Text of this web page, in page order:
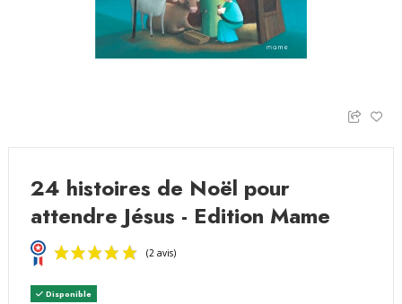
24 histoires de Noël pour
attendre Jésus - Edition Mame
Disponible